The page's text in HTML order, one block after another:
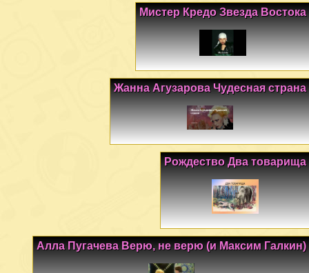
Мистер Кредо Звезда Востока
Жанна Агузарова Чудесная страна
Рождество Два товарища
Алла Пугачева Верю, не верю (и Максим Галкин)